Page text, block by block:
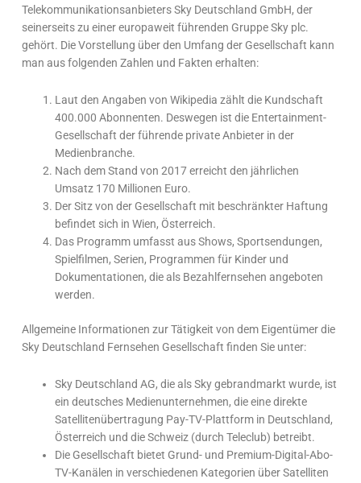
Telekommunikationsanbieters Sky Deutschland GmbH, der
seinerseits zu einer europaweit führenden Gruppe Sky plc.
gehört. Die Vorstellung über den Umfang der Gesellschaft kann
man aus folgenden Zahlen und Fakten erhalten:
Laut den Angaben von Wikipedia zählt die Kundschaft
400.000 Abonnenten. Deswegen ist die Entertainment-
Gesellschaft der führende private Anbieter in der
Medienbranche.
Nach dem Stand von 2017 erreicht den jährlichen
Umsatz 170 Millionen Euro.
Der Sitz von der Gesellschaft mit beschränkter Haftung
befindet sich in Wien, Österreich.
Das Programm umfasst aus Shows, Sportsendungen,
Spielfilmen, Serien, Programmen für Kinder und
Dokumentationen, die als Bezahlfernsehen angeboten
werden.
Allgemeine Informationen zur Tätigkeit von dem Eigentümer die
Sky Deutschland Fernsehen Gesellschaft finden Sie unter:
Sky Deutschland AG, die als Sky gebrandmarkt wurde, ist
ein deutsches Medienunternehmen, die eine direkte
Satellitenübertragung Pay-TV-Plattform in Deutschland,
Österreich und die Schweiz (durch Teleclub) betreibt.
Die Gesellschaft bietet Grund- und Premium-Digital-Abo-
TV-Kanälen in verschiedenen Kategorien über Satelliten